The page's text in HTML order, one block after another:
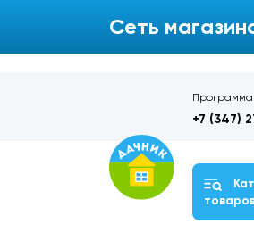
Сеть
Программа
+7 (347)